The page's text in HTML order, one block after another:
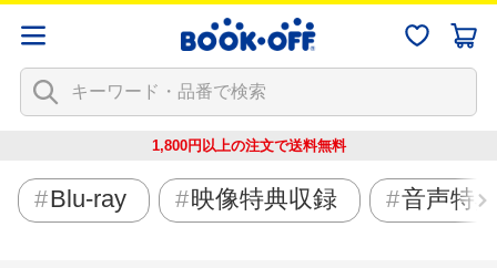
1,800円以上の注文で送料無料
Blu-ray 映像特典収録 音声特